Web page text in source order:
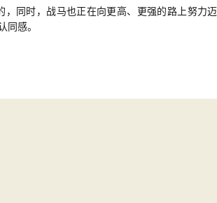
，同时，战马也正在向更高、更强的路上努力迈
同感。